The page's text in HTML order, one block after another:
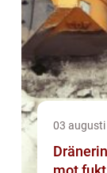
03 augusti
Dränering växjö